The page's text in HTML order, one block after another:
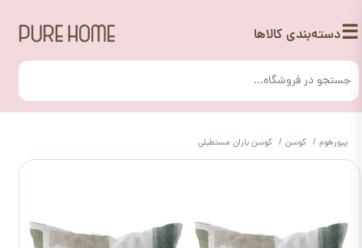
☰دسته‌بندی کالاها
پیورهوم کوسن کوسن باران مستطیلی